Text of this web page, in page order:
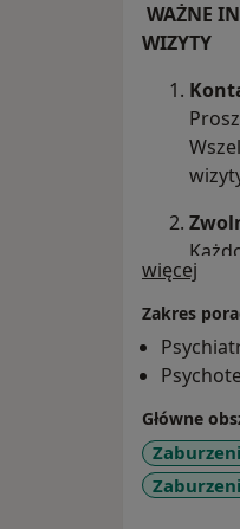
WAŻNE
WIZYTY
więcej
Zakres
Główne